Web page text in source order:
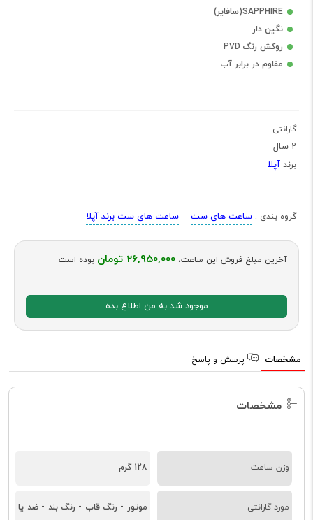
SAPPHIRE(سافایر)
نگین دار
روکش رنگ PVD
مقاوم در برابر آب
گارانتی
2 سال
برند آپلا
گروه بندی : ساعت های ست ساعت های ست برند آپلا
آخرین مبلغ فروش این ساعت، 26,950,000 تومان بوده است
موجود شد به من اطلاع بده
مشخصات پرسش و پاسخ
مشخصات
وزن ساعت 128 گرم
مورد گارانتی موتور - رنگ قاب - رنگ بند - ضد یا